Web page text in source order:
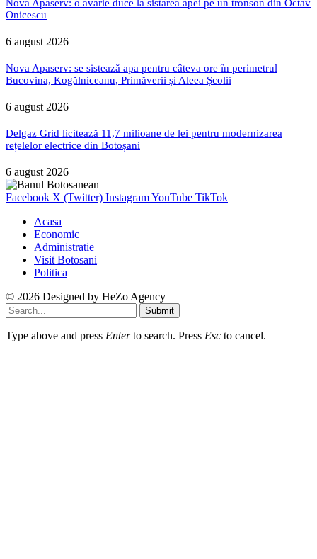
Nova Apaserv: o avarie duce la sistarea apei pe un tronson din Octav
Onicescu
6 august 2026
Nova Apaserv: se sistează apa pentru câteva ore în perimetrul
Bucovina, Kogălniceanu, Primăverii și Aleea Școlii
6 august 2026
Delgaz Grid licitează 11,7 milioane de lei pentru modernizarea
rețelelor electrice din Botoșani
6 august 2026
Facebook X (Twitter) InstagramYouTube TikTok
Acasa
Economic
Administratie
Visit Botosani
Politica
© 2026 Designed by HeZo Agency
Submit
Type above and press Enterto search. Press Esc to cancel.